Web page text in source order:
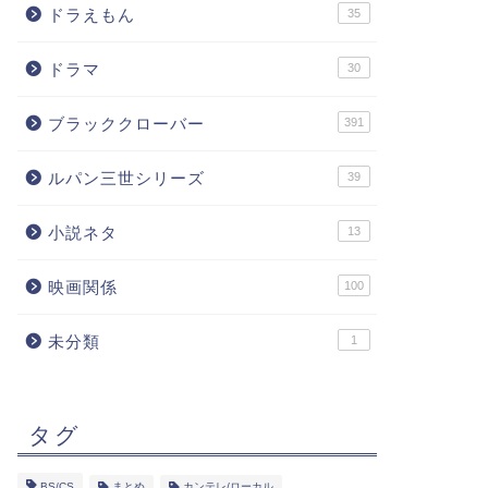
ドラえもん 35
ドラマ 30
ブラッククローバー 391
ルパン三世シリーズ 39
小説ネタ 13
映画関係 100
未分類 1
タグ